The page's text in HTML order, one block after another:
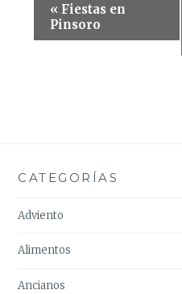
del
« Fiestas en
Pinsoro
CATEGORÍAS
Adviento
Alimentos
Ancianos